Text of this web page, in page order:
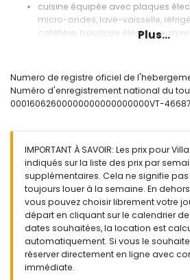
cuisine équipée avec plaques
micro-ondes, lave-vaisselle,
cafetière, bouilloire électrique,
2 chambres avec air conditionné,
simples (mesurant 200 x 90 cm)
Extérieur de la villa
piscine privée mesurant 8m x 4m
jardin arboré et mobilier de jardin
terrasse couverte
barbecue
douche extérieure
espace salon extérieur et espace
garage privé et espace de
Informations supplémentaires
Plus...
Numero de registre oficiel de
Numéro d'enregistrement national du
00016062600000000000000000VT-
IMPORTANT À SAVOIR: Les prix pour
indiqués sur la liste des prix par
supplémentaires. Cela ne signifie
toujours louer à la semaine. En
vous pouvez choisir librement votre
départ en cliquant sur le calendrier
dates souhaitées, la location est
automatiquement. Si vous le
réserver directement en ligne avec
immédiate.